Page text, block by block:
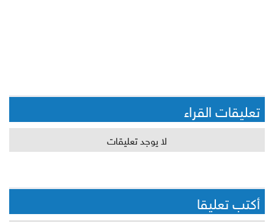
تعليقات القراء
لا يوجد تعليقات
أكتب تعليقا